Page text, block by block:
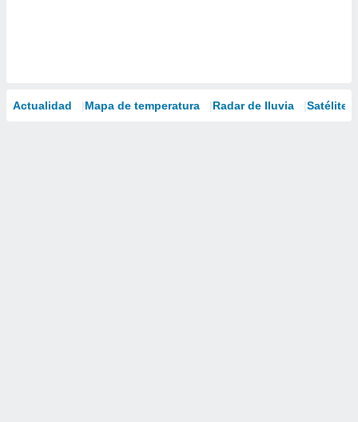
Actualidad Mapa de temperatura Radar de lluvia Satélites